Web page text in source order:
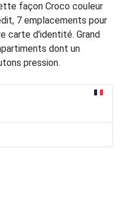
façon Croco couleur
7 emplacements pour
carte d'identité. Grand
dont un
pression.